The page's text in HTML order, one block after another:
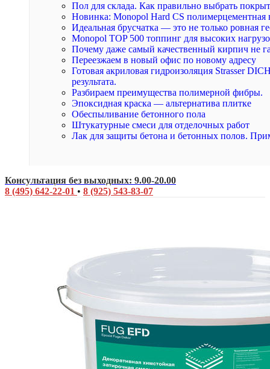
Пол для склада. Как правильно выбрать
Новинка: Monopol Hard CS полимерцементная
Идеальная брусчатка — это не только ровная
Monopol TOP 500 топпинг для высоких
Почему даже самый качественный кирпич не
Переезжаем в новый офис по новому адресу
Готовая акриловая гидроизоляция Strasser
результата.
Разбираем преимущества полимерной фибры.
Эпоксидная краска — альтернатива плитке
Обеспыливание бетонного пола
Штукатурные смеси для отделочных работ
Лак для защиты бетона и бетонных полов.
Консультация без выходных: 9.00-20.00
8 (495) 642-22-01 • 8 (925) 543-83-07